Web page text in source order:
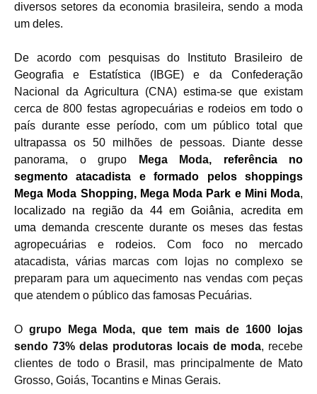
diversos setores da economia brasileira, sendo a moda
um deles.
De acordo com pesquisas do Instituto Brasileiro de
Geografia e Estatística (IBGE) e da Confederação
Nacional da Agricultura (CNA) estima-se que existam
cerca de 800 festas agropecuárias e rodeios em todo o
país durante esse período, com um público total que
ultrapassa os 50 milhões de pessoas.
Diante desse
panorama, o grupo
Mega Moda,
referência no
segmento atacadista e formado pelos shoppings
Mega Moda Shopping, Mega Moda Park e Mini Moda,
localizado na região da 44 em Goiânia, acredita em
uma demanda crescente durante os meses das festas
agropecuárias e rodeios.
Com foco no mercado
atacadista, várias marcas com lojas no complexo se
preparam para um aquecimento nas vendas com peças
que atendem o público das famosas Pecuárias.
O grupo Mega Moda, que tem mais de 1600 lojas
sendo 73% delas produtoras locais de moda, recebe
clientes de todo o Brasil, mas principalmente de Mato
Grosso, Goiás, Tocantins e Minas Gerais.